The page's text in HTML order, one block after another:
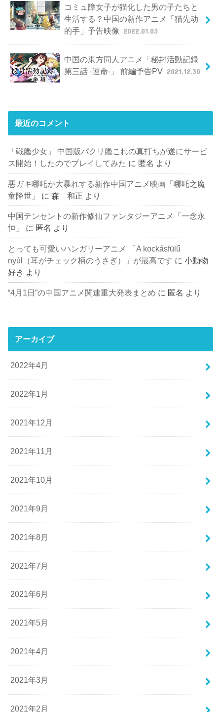
コミュ障女子が猫化した男の子たちと
生活する？中国の新作アニメ「猫先动
的手」予告映像
2022.01.03
中国の東方同人アニメ「秘封活動記録
第三話 -運命-」 前編予告PV 2021.12.30
最近のコメント
「戦艦少女」 中国版パクリ艦これの真打ちが遂にサービ
ス開始！したのでプレイしてみた に 匿名 より
悪ガキ哪吒が大暴れする新作中国アニメ映画「哪吒之魔
童降世」
に森 和正 より
中国テンセントの新作修仙ファンタジーアニメ「一念永
恒」
に 匿名 より
とっても可愛いハンガリーアニメ 「A kockásfülű
nyúl（耳がチェック柄のうさぎ）」が最高です に小動物
好き より
“4月1日”の中国アニメ関連重大発表まとめ に 匿名 より
アーカイブ
2022年4月
2022年1月
2021年12月
2021年11月
2021年10月
2021年9月
2021年8月
2021年7月
2021年6月
2021年5月
2021年4月
2021年3月
2021年2月